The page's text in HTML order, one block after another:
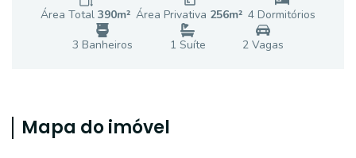
Área Total 390m² Área Privativa 256m² 4 Dormitórios
3 Banheiros 1 Suíte 2Vagas
Mapa do imóvel